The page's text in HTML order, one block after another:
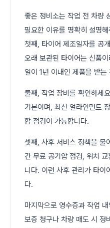
좋은 정비소는 작업 전 차량
필요한 이유를 명확히 설명
첫째, 타이어 제조일자를 공
오래 보관된 타이어는 신품
일이 1년 이내인 제품을 받
둘째, 작업 장비를 확인하세
기본이며, 최신 얼라인먼트
합 점검이 가능합니다.
셋째, 사후 서비스 정책을 물
간 무료 공기압 점검, 위치
니다. 이런 사후 관리가 타이
다.
마지막으로 영수증과 작업
보증 청구나 차량 매도 시 정